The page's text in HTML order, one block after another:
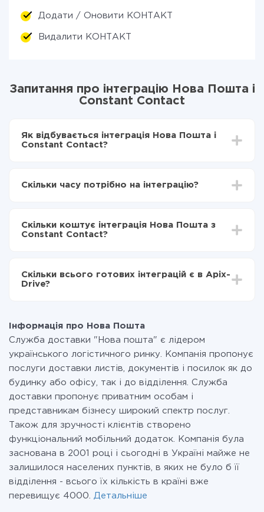
Додати / Оновити КОНТАКТ
Видалити КОНТАКТ
Запитання про інтеграцію Нова Пошта і
Constant Contact
Як відбувається інтеграція Нова Пошта і
Constant Contact?
Вибираєте які дані передавати з Нова Пошта в
Тепер дані будуть автоматично передаватися з
Нова Пошта в Constant Contact
Скільки часу потрібно на інтеграцію?
становити від 5-ти до 30-хвилин. У середньому
налаштування займає 10-15 хвилин.
Скільки коштує інтеграція Нова Пошта з
Constant Contact?
Ви оплачуєте лише кількість даних, які за фактом
передаються з однієї вашої системи в іншу через
при необхідності. Детальніше про
Скільки всього готових інтеграцій є в Apix-
Drive?
Інформація про Нова Пошта
Служба доставки "Нова пошта" є лідером
українського логістичного ринку. Компанія пропонує
послуги доставки листів, документів і посилок як до
будинку або офісу, так і до відділення. Служба
доставки пропонує приватним особам і
представникам бізнесу широкий спектр послуг.
Також для зручності клієнтів створено
функціональний мобільний додаток. Компанія була
заснована в 2001 році і сьогодні в Україні майже не
залишилося населених пунктів, в яких не було б її
відділення - всього їх кількість в країні вже
перевищує 4000. Детальніше